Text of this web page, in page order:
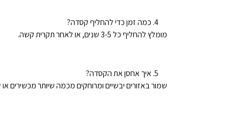
כמה זמן כדי להחליף קסדה?
מומלץ להחליף כל 3-5 שנים, או לאחר תקרית קשה.
איך אחסן את הקסדה?
שמור באזורים יבשיים ומרוחקים מכמה שיותר מכשירים או